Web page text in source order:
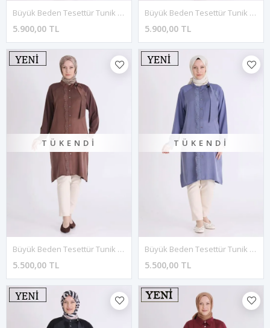
Büyük Beden Tesettür Tunik 23042 Morcivert
5.900,00 TL
Büyük Beden Tesettür Tunik 23042 Siyah
5.900,00 TL
TÜKENDI
Büyük Beden Tesettür Tunik 23043 Kahve
5.500,00 TL
TÜKENDI
Büyük Beden Tesettür Tunik 23043 Morcivert
5.500,00 TL